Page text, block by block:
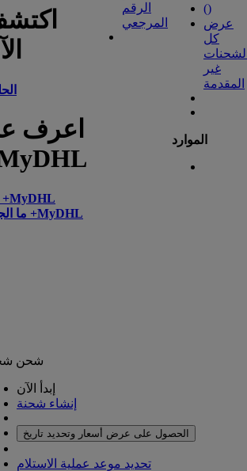
اعرف
عن +MyDHL
ما الجديد +MyDHL
الرقم
المرجعي
()
عرض
كل
غير
المقدمة
الموارد
شحن
إبدأ الآن
إنشاء شحنة
الحصول على عرض أسعار وتحديد تاريخ
تحديد موعد عملية الاستلام